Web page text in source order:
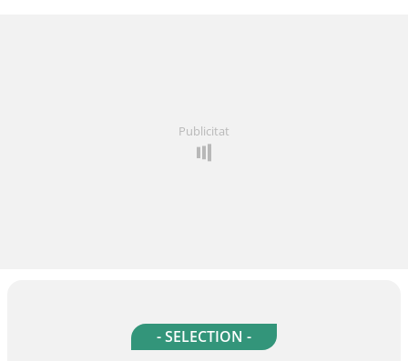
Publicitat
- SELECTION -